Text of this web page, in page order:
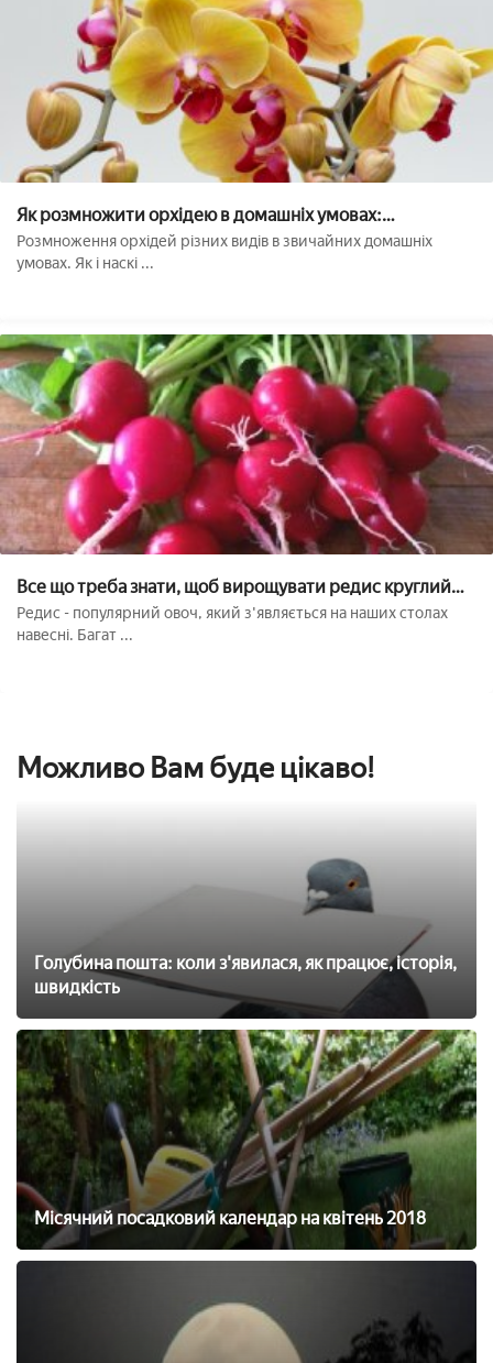
Як розмножити орхідею в домашніх умовах:
живцювання, поділ куща і інші способи
Розмноження орхідей різних видів в звичайних домашніх
умовах. Як і наскі ...
Все що треба знати, щоб вирощувати редис круглий
рік: практичні поради
Редис - популярний овоч, який з'являється на наших столах
навесні. Багат ...
Можливо Вам буде цікаво!
Голубина пошта: коли з'явилася, як працює, історія,
швидкість
Місячний посадковий календар на квітень 2018